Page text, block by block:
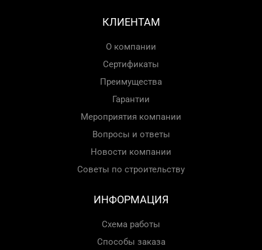
КЛИЕНТАМ
О компании
Сертификаты
Преимущества
Гарантии
Мероприятия компании
Вопросы и ответы
Новости компании
Советы по строительству
ИНФОРМАЦИЯ
Схема работы
Способы заказа